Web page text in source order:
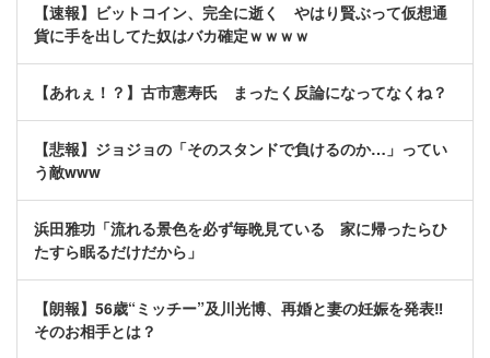
【速報】ビットコイン、完全に逝く やはり賢ぶって仮想通
貨に手を出してた奴はバカ確定ｗｗｗｗ
【あれぇ！？】古市憲寿氏 まったく反論になってなくね？
【悲報】ジョジョの「そのスタンドで負けるのか…」ってい
う敵www
浜田雅功「流れる景色を必ず毎晩見ている 家に帰ったらひ
たすら眠るだけだから」
【朗報】56歳“ミッチー”及川光博、再婚と妻の妊娠を発表‼
そのお相手とは？